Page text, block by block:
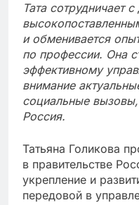
Тата сотрудничает
и обменивается
по профессии. Она
эффективному
внимание
социальные
Россия.
Татьяна Голикова
в правительстве
укрепление и
передовой в